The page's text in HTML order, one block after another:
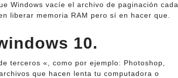
Windows vacíe el archivo de paginación cada
liberar memoria RAM pero sí en hacer que.
10.
terceros «, como por ejemplo: Photoshop,
que hacen lenta tu computadora o